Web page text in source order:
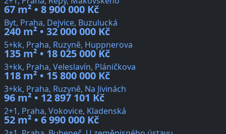
67 m² • 8 900 000 Kč
Byt, Praha, Dejvice, Buzulucká
240 m² • 32 000 000 Kč
5+kk, Praha, Ruzyně, Huppnerova
135 m² • 18 025 000 Kč
3+kk, Praha, Veleslavín, Pláničkova
118 m² • 15 800 000 Kč
3+kk, Praha, Ruzyně, Na Jivinách
96 m² • 12 897 101 Kč
2+1, Praha, Vokovice, Kladenská
52 m² • 6 990 000 Kč